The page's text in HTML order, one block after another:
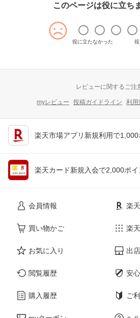
このページは役に立ち
役に立たなかった
レビューに関するご注
myレビュー 投稿ガイドライン 利用
楽天市場アプリ新規利用で1,000
楽天カード新規入会で2,000ポイ
会員情報
買い物かご
お気に入り
閲覧履歴
購入履歴
楽
楽
出
安
ご